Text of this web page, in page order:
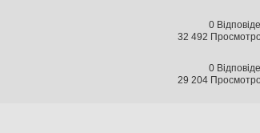
0
32 492
0
29 204